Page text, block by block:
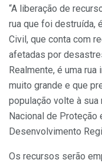
“A liberação de
rua que foi destruída,
Civil, que conta com
afetadas por
Realmente, é uma
muito grande e que
população volte à sua
Nacional de
Desenvolvimento
Os recursos serão